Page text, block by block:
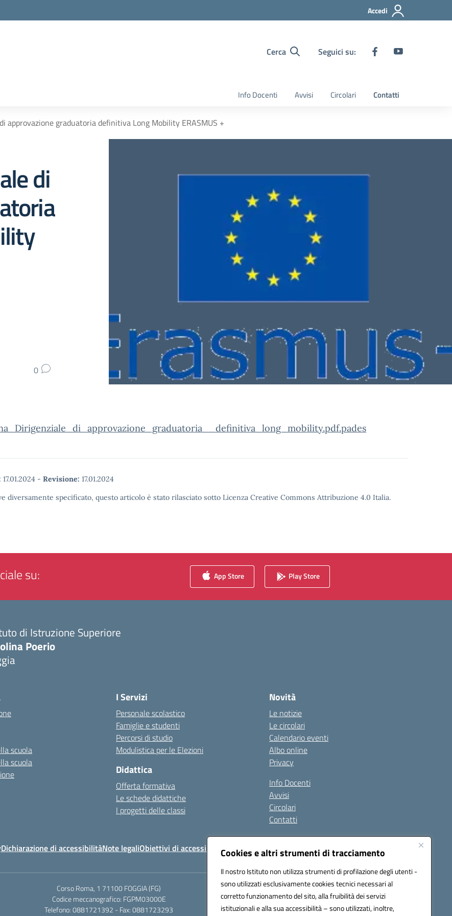
Cookies e altri strumenti di tracciamento
Il nostro Istituto non utilizza strumenti di profilazione degli utenti -
sono utilizzati esclusivamente cookies tecnici necessari al
corretto funzionamento del sito, alla fruibilità dei servizi
istituzionali e alla sua accessibilità – sono utilizzati, inoltre,
Accedi
Cerca Seguici su:
Info Docenti Avvisi Circolari Contatti
approvazione graduatoria definitiva Long Mobility ERASMUS +
di
0
17.01.2024 - Revisione: 17.01.2024
diversamente specificato, questo articolo è stato rilasciato sotto Licenza Creative Commons Attribuzione 4.0 Italia.
su: App Store Play Store
di Istruzione Superiore
Poerio
scuola
scuola
I Servizi
Personale scolastico
Famiglie e studenti
Percorsi di studio
Modulistica per le Elezioni
Didattica
Offerta formativa
Le schede didattiche
I progetti delle classi
Novità
Le notizie
Le circolari
Calendario eventi
Albo online
Privacy
Info Docenti
Avvisi
Circolari
Contatti
Dichiarazione di accessibilitàNote legaliObiettivi di accessibilità Seguici su:
Corso Roma, 1 71100 FOGGIA (FG)
Codice meccanografico: FGPM03000E
Telefono: 0881721392 - Fax: 0881723293